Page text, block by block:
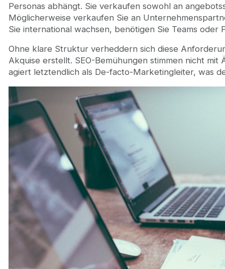
Personas abhängt. Sie verkaufen sowohl an
Möglicherweise verkaufen Sie an
Sie international wachsen, benötigen Sie Teams
Ohne klare Struktur verheddern sich diese
Akquise erstellt. SEO-Bemühungen stimmen nicht
agiert letztendlich als De-facto-Marketingleiter, was